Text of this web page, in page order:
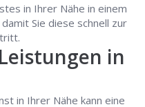
in Ihrer Nähe in einem
Sie diese schnell zur
in
in Ihrer Nähe kann eine